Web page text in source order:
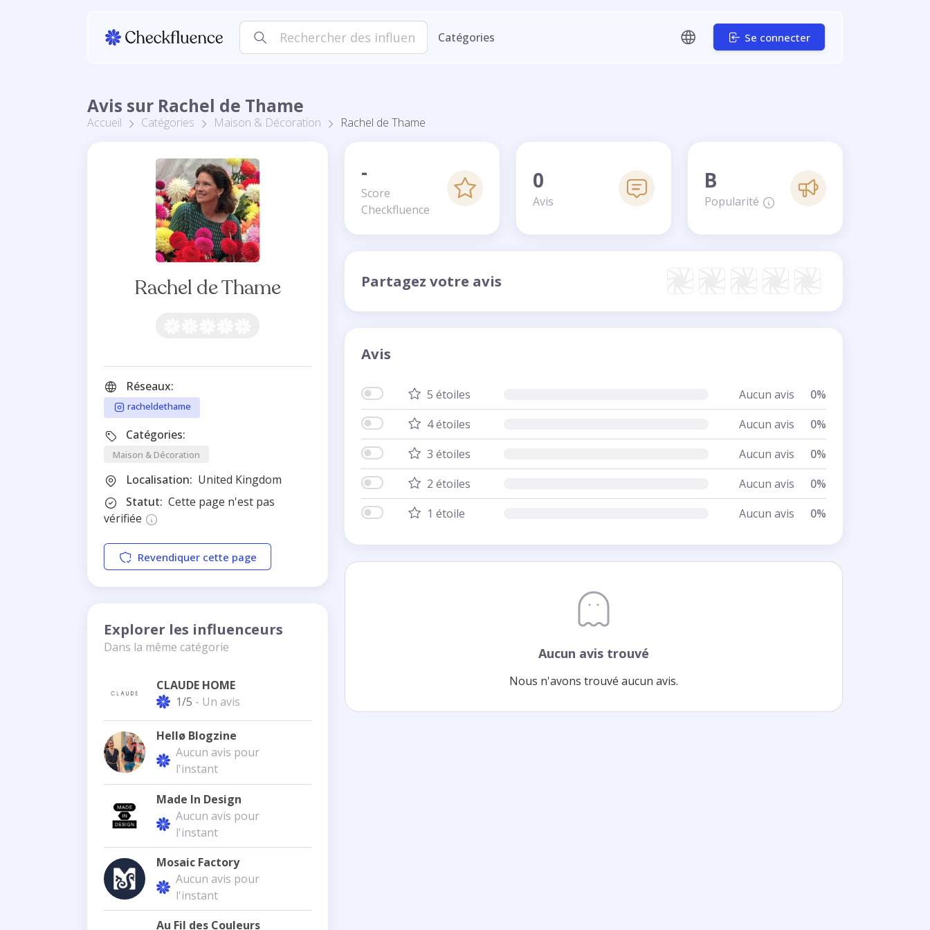
Catégories Se connecter
Avis sur Rachel de Thame
Accueil Catégories Maison & Décoration Rachel de Thame
Rachel de Thame
Réseaux:
racheldethame
Catégories:
Maison & Décoration
Localisation: United Kingdom
Statut: Cette page n'est pas
vérifiée
Revendiquer cette page
Explorer les influenceurs
Dans la même catégorie
CLAUDE HOME
1/5 - Un avis
Hellø Blogzine
Aucun avis pour
l'instant
Made In Design
Aucun avis pour
l'instant
Mosaic Factory
Aucun avis pour
l'instant
Au Fil des Couleurs
-
Score
Checkfluence
0
Avis
B
Popularité
Partagez votre avis
Avis
5 étoiles Aucun avis
0%
4 étoiles
Aucun avis
0%
3 étoiles
Aucun avis
0%
2 étoiles
Aucun avis
0%
1 étoile
Aucun avis 0%
Aucun avis trouvé
Nous n'avons trouvé aucun avis.